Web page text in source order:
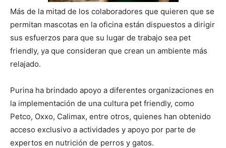
Más de la mitad de los colaboradores que quieren que se
permitan mascotas en la oficina están dispuestos a dirigir
sus esfuerzos para que su lugar de trabajo sea pet
friendly, ya que consideran que crean un ambiente más
relajado.
Purina ha brindado apoyo a diferentes organizaciones en
la implementación de una cultura pet friendly, como
Petco, Oxxo, Calimax, entre otros, quienes han obtenido
acceso exclusivo a actividades y apoyo por parte de
expertos en nutrición de perros y gatos.